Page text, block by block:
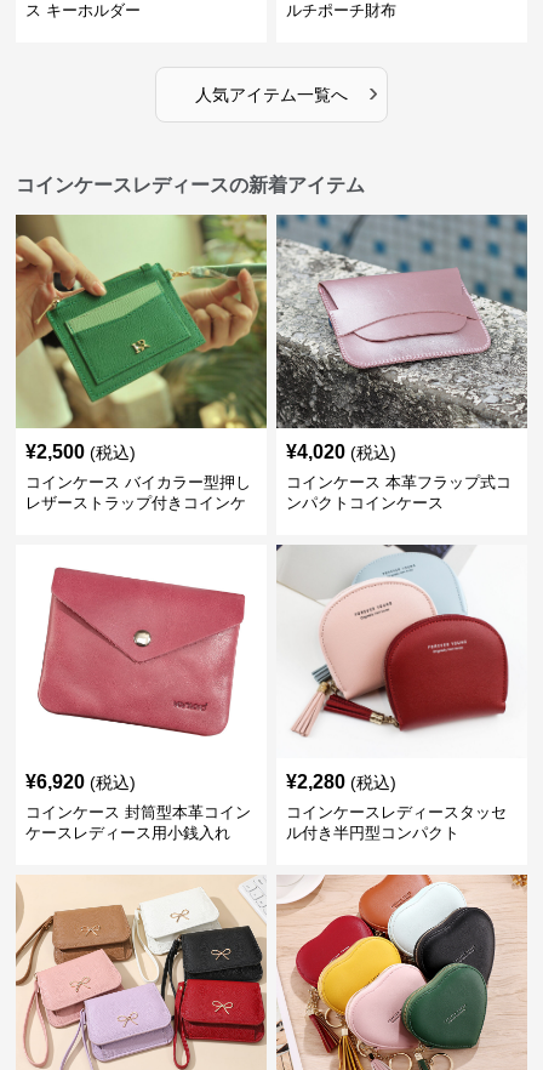
ス キーホルダー
ルチポーチ財布
人気アイテム一覧へ ›
コインケースレディースの新着アイテム
¥2,500 (税込)
コインケース バイカラー型押し
レザーストラップ付きコインケ
¥4,020 (税込)
コインケース 本革フラップ式コ
ンパクトコインケース
¥6,920 (税込)
コインケース 封筒型本革コイン
ケースレディース用小銭入れ
¥2,280 (税込)
コインケースレディースタッセ
ル付き半円型コンパクト